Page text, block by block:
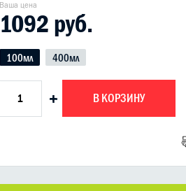
Ваша цена
1092 руб.
100мл 400мл
+ В КОРЗИНУ